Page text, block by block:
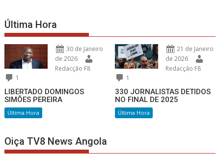
Última Hora
30 de Janeiro
de 2026
Redacção F8
1
LIBERTADO DOMINGOS
SIMÕES PEREIRA
Última Hora
21 de Janeiro
de 2026
Redacção F8
1
330 JORNALISTAS DETIDOS
NO FINAL DE 2025
Última Hora
Oiça TV8 News Angola